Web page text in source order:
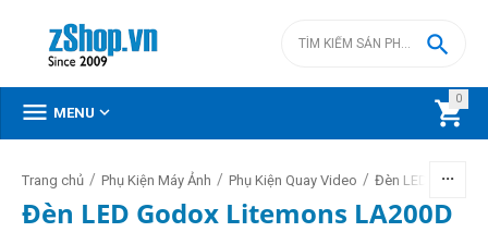
0


 MENU 
Trang chủ / Phụ Kiện Máy Ảnh / Phụ Kiện Quay Video / Đèn LED video
Đèn LED Godox Litemons LA200D